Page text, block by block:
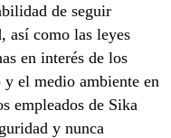
de seguir
así como las leyes
en interés de los
el medio ambiente en
empleados de Sika
y nunca